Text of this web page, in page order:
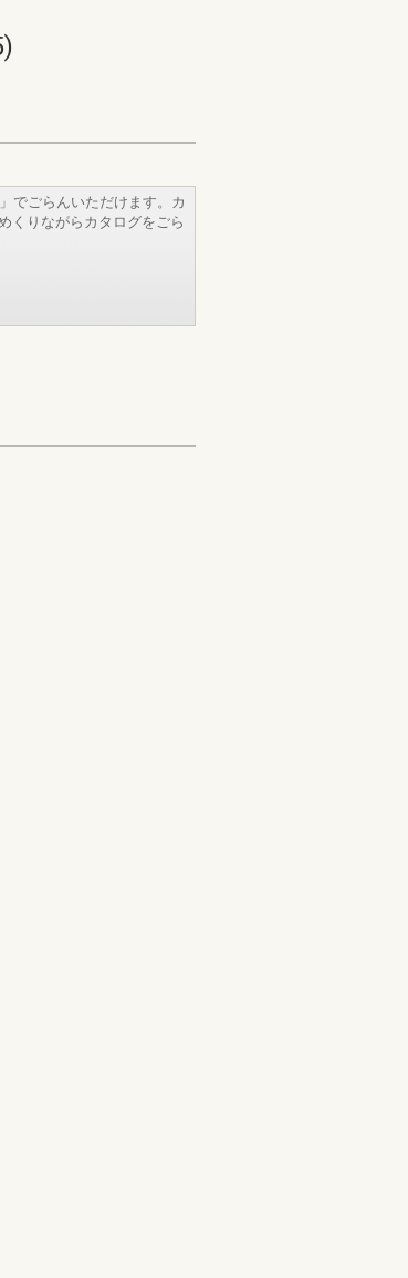
でごらんいただけます。カ
くりながらカタログをごら